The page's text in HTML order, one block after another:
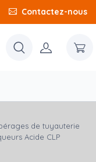
Contactez-nous
de tuyauterie
Acide CLP